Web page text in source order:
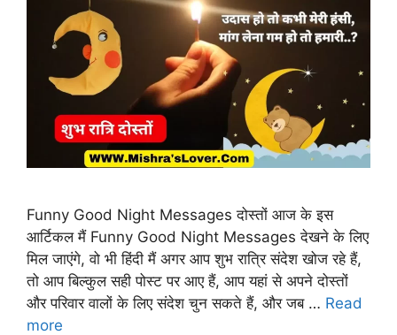
Funny Good Night Messages दोस्तों आज के इस
आर्टिकल मैं Funny Good Night Messages देखने के लिए
मिल जाएंगे, वो भी हिंदी मैं अगर आप शुभ रात्रि संदेश खोज रहे हैं,
तो आप बिल्कुल सही पोस्ट पर आए हैं, आप यहां से अपने दोस्तों
और परिवार वालों के लिए संदेश चुन सकते हैं, और जब … Read
more